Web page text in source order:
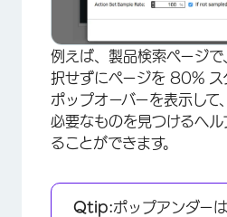
例えば、製品検索ページ
択せずにページを 80% ス
ポップオーバーを表示して
必要なものを見つけるヘ
ることができます。
Qtip:ポップアンダ